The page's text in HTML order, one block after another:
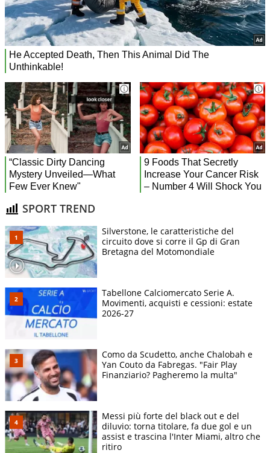
SPORT TREND
Silverstone, le caratteristiche del
circuito dove si corre il Gp di Gran
Bretagna del Motomondiale
Tabellone Calciomercato Serie A.
Movimenti, acquisti e cessioni: estate
2026-27
Como da Scudetto, anche Chalobah e
Yan Couto da Fabregas. "Fair Play
Finanziario? Pagheremo la multa"
Messi più forte del black out e del
diluvio: torna titolare, fa due gol e un
assist e trascina l'Inter Miami, altro che
ritiro